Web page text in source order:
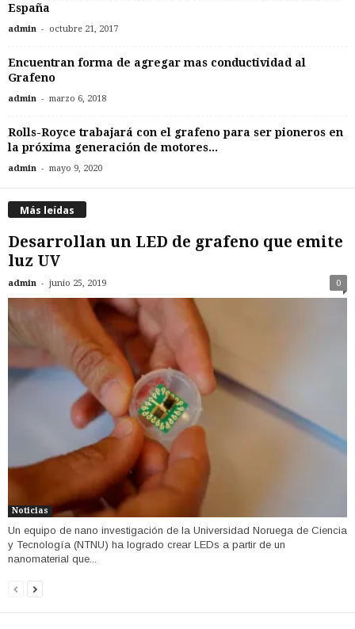
España
admin - octubre 21, 2017
Encuentran forma de agregar mas conductividad al
Grafeno
admin - marzo 6, 2018
Rolls-Royce trabajará con el grafeno para ser pioneros en
la próxima generación de motores...
admin - mayo 9, 2020
Más leídas
Desarrollan un LED de grafeno que emite
luz UV
admin - junio 25, 2019 0
Noticias
Un equipo de nano investigación de la Universidad Noruega de Ciencia
y Tecnología (NTNU) ha logrado crear LEDs a partir de un
nanomaterial que...